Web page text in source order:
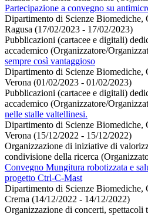
Partecipazione a convegno su
Dipartimento di Scienze Biomediche,
Ragusa (17/02/2023 - 17/02/2023)
Pubblicazioni (cartacee e digitali)
accademico (Organizzatore/
sempre così vantaggioso
Dipartimento di Scienze Biomediche,
Verona (01/02/2023 - 01/02/2023)
Pubblicazioni (cartacee e digitali)
accademico (Organizzatore/
nelle stalle valtellinesi.
Dipartimento di Scienze Biomediche,
Verona (15/12/2022 - 15/12/2022)
Organizzazione di iniziative di
condivisione della ricerca
Convegno Mungitura robotizzata e
progetto Ctrl-C-Mast
Dipartimento di Scienze Biomediche,
Crema (14/12/2022 - 14/12/2022)
Organizzazione di concerti, spettacoli